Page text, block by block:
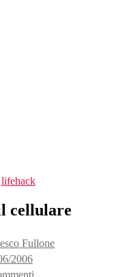
lifehack
cellulare
Fullone
2006
su